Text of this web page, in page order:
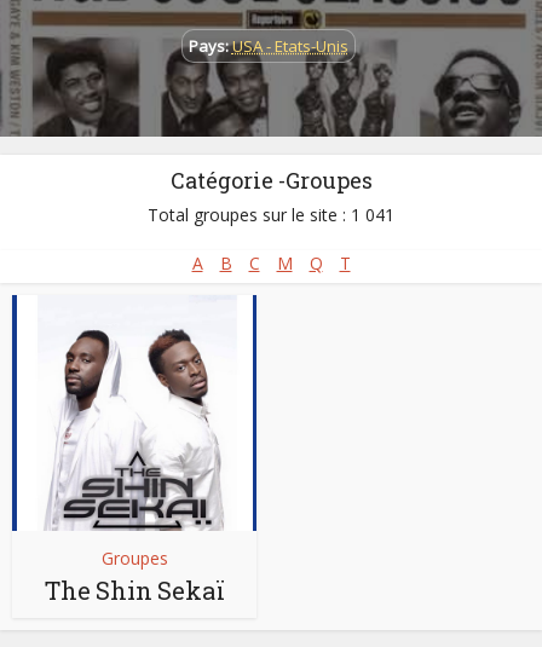
Pays:USA - Etats-Unis
Catégorie -Groupes
Total groupes sur le site : 1 041
A B C M Q T
Groupes
The Shin Sekaï